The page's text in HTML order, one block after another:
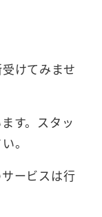
けてみませ
す。スタッ
。
ービスは行